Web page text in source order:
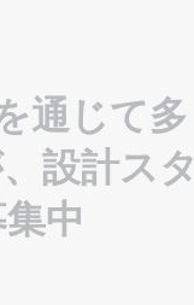
通じて多
設計スタ
中